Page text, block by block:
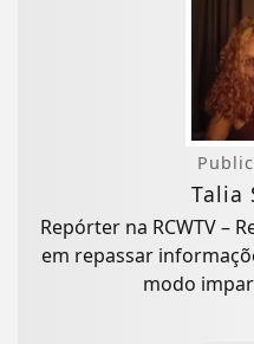
Talia
Repórter na RCWTV –
em repassar
modo